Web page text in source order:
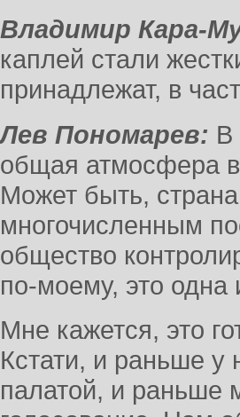
Владимир Кара-
каплей стали
принадлежат, в
Лев Пономарев: В
общая атмосфера в
Может быть, страна
многочисленным
общество
по-моему, это одна
Мне кажется, это
Кстати, и раньше
палатой, и раньше